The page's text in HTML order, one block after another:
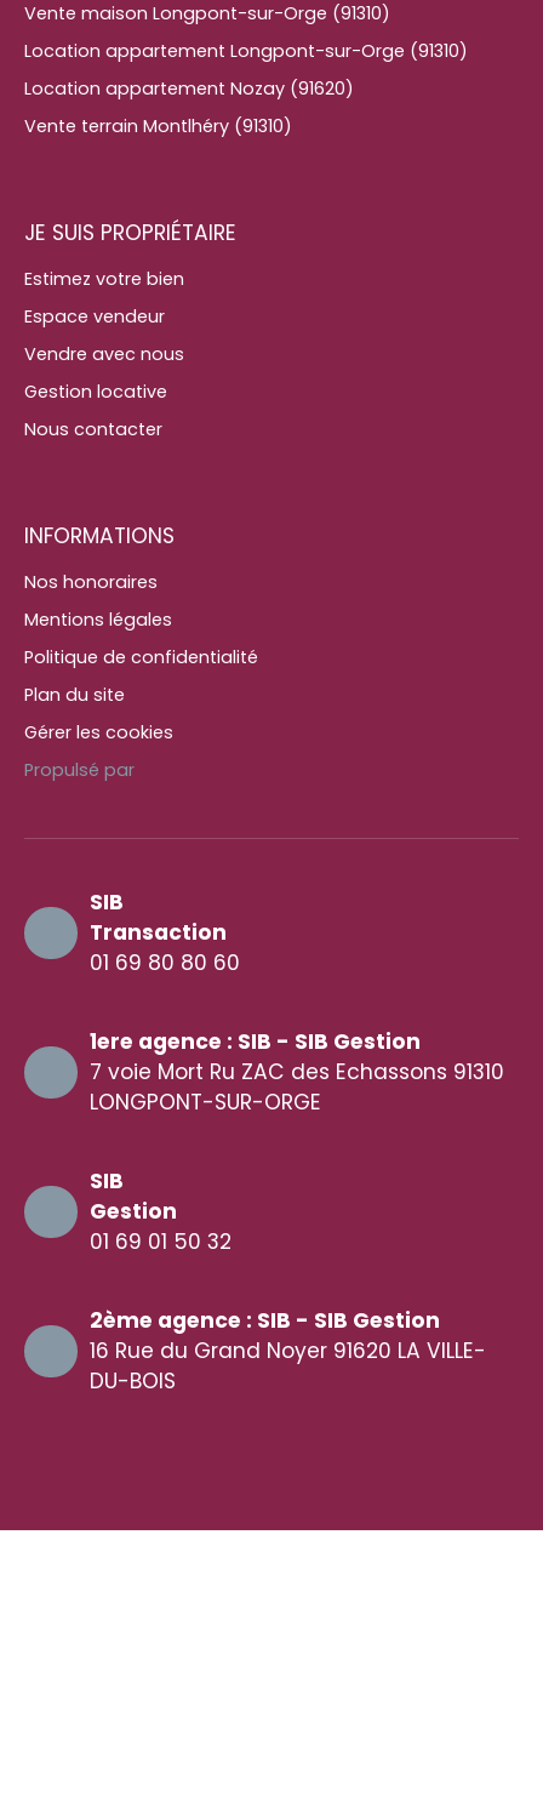
Vente maison Longpont-sur-Orge (91310)
Location appartement Longpont-sur-Orge (91310)
Location appartement Nozay (91620)
Vente terrain Montlhéry (91310)
JE SUIS PROPRIÉTAIRE
Estimez votre bien
Espace vendeur
Vendre avec nous
Gestion locative
Nous contacter
INFORMATIONS
Nos honoraires
Mentions légales
Politique de confidentialité
Plan du site
Gérer les cookies
Propulsé par
SIB
Transaction
01 69 80 80 60
1ere agence : SIB - SIB Gestion
7 voie Mort Ru ZAC des Echassons 91310
LONGPONT-SUR-ORGE
SIB
Gestion
01 69 01 50 32
2ème agence : SIB - SIB Gestion
16 Rue du Grand Noyer 91620 LA VILLE-
DU-BOIS